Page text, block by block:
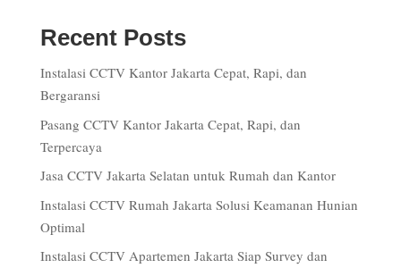
Recent Posts
Instalasi CCTV Kantor Jakarta Cepat, Rapi, dan
Bergaransi
Pasang CCTV Kantor Jakarta Cepat, Rapi, dan
Terpercaya
Jasa CCTV Jakarta Selatan untuk Rumah dan Kantor
Instalasi CCTV Rumah Jakarta Solusi Keamanan Hunian
Optimal
Instalasi CCTV Apartemen Jakarta Siap Survey dan